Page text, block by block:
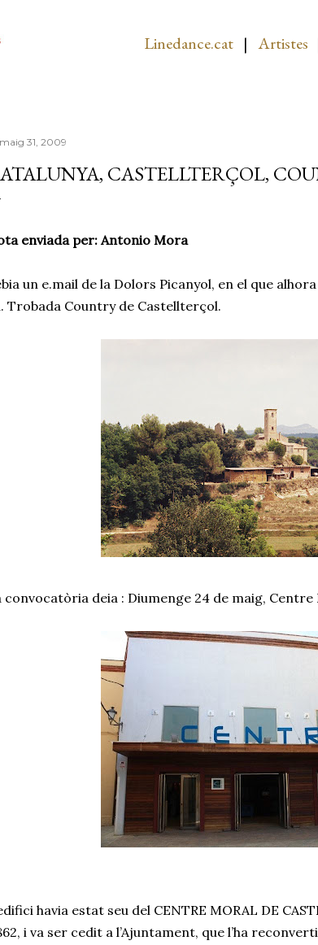
Linedance.cat | Artistes
31, 2009
CASTELLTERÇOL,
enviada per: Antonio Mora
un e.mail de la Dolors Picanyol, en el que
Trobada Country de Castellterçol.
convocatòria deia : Diumenge 24 de maig, Centre
havia estat seu del CENTRE MORAL DE
i va ser cedit a l’Ajuntament, que l’ha